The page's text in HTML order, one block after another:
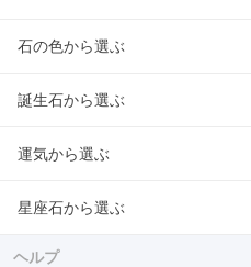
石の色から選ぶ
誕生石から選ぶ
運気から選ぶ
星座石から選ぶ
ヘルプ